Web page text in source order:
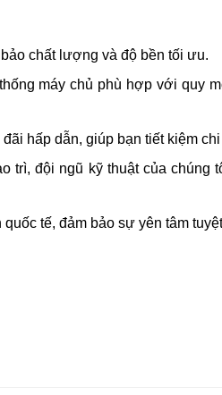
chất lượng và độ bền tối ưu.
máy chủ phù hợp với quy
hấp dẫn, giúp bạn tiết kiệm
trì, đội ngũ kỹ thuật của chúng
tế, đảm bảo sự yên tâm